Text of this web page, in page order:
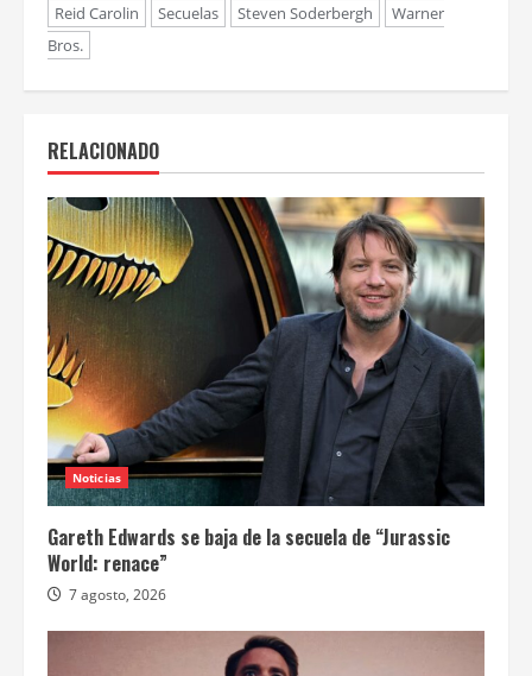
Reid Carolin
Secuelas Steven Soderbergh
Warner
Bros.
RELACIONADO
Noticias
Gareth Edwards se baja de la secuela de “Jurassic
World: renace”
7 agosto, 2026